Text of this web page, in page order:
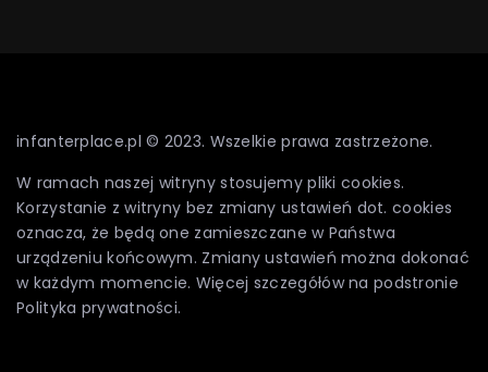
infanterplace.pl © 2023. Wszelkie prawa zastrzeżone.
W ramach naszej witryny stosujemy pliki cookies.
Korzystanie z witryny bez zmiany ustawień dot. cookies
oznacza, że będą one zamieszczane w Państwa
urządzeniu końcowym. Zmiany ustawień można dokonać
w każdym momencie. Więcej szczegółów na podstronie
Polityka prywatności.